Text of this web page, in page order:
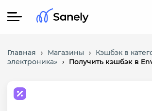
Главная › Магазины ›
Кэшбэк в
электроника» › Получить кэшбэк в